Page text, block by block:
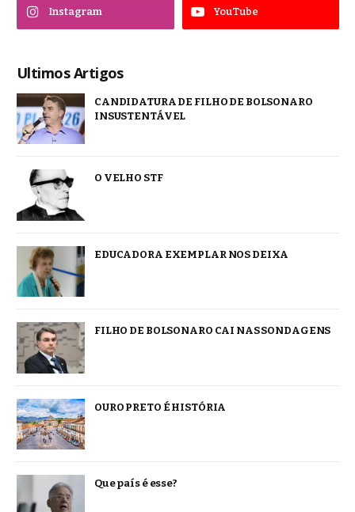
Instagram YouTube
Ultimos Artigos
CANDIDATURA DE FILHO DE BOLSONARO
INSUSTENTÁVEL
O VELHO STF
EDUCADORA EXEMPLAR NOS DEIXA
FILHO DE BOLSONARO CAI NAS SONDAGENS
OURO PRETO É HISTÓRIA
Que país é esse?